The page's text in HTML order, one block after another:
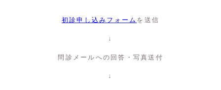
初診申し込みフォーム を送信
↓
問診メールへの回答・写真送付
↓